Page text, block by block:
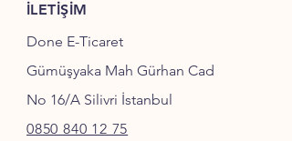
İLETİŞİM
Done E-Ticaret
Gümüşyaka Mah Gürhan Cad
No 16/A Silivri İstanbul
0850 840 12 75